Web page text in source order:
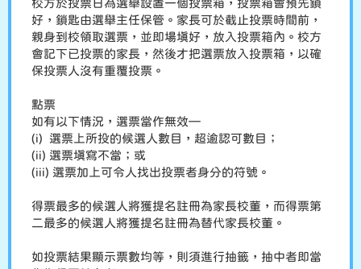
校方於投票日為選舉設置一個投票箱，投票箱會預先鎖
好，鎖匙由選舉主任保管。家長可於截止投票時間前，
親身到校領取選票，並即場填好，放入投票箱內。校方
會記下已投票的家長，然後才把選票放入投票箱，以確
保投票人沒有重覆投票。
點票
如有以下情況，選票當作無效—
(i) 選票上所投的候選人數目，超逾認可數目；
(ii) 選票填寫不當；或
(iii) 選票加上可令人找出投票者身分的符號。
得票最多的候選人將獲提名註冊為家長校董，而得票第
二最多的候選人將獲提名註冊為替代家長校董。
如投票結果顯示票數均等，則須進行抽籤，抽中者即當